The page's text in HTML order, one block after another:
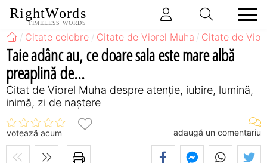
RightWords
TIMELESS WORDS
Citate celebre Citate de Viorel Muha Citate de
Taie adânc au, ce doare sala este mare albă
preaplină de...
Citat de Viorel Muha despre atenție, iubire, lumină,
inimă, zi de naștere
votează acum adaugă un comentariu